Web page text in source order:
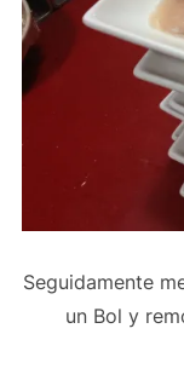
Seguidamente
un Bol y